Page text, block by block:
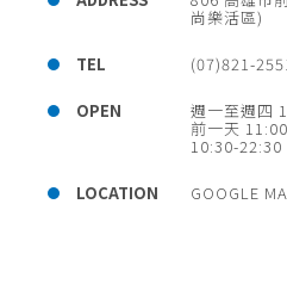
尚樂活區)
TEL (07)821-
OPEN 週一至週四
前一天
10:30-
LOCATION GOOGLE